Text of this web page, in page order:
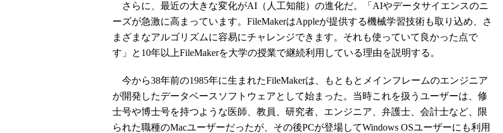
さらに、最近の大きな変化がAI（人工知能）の進化だ。「AIやデータサイエンスのニ
ーズが急激に高まっています。FileMakerはAppleが提供する機械学習技術も取り込め、さ
まざまなアルゴリズムに容易にチャレンジできます。それも使っていて良かった点で
す」と10年以上FileMakerを大学の授業で継続利用している理由を説明する。
今から38年前の1985年に生まれたFileMakerは、もともとメインフレームのエンジニア
が開発したデータベースソフトウェアとして始まった。当時これを扱うユーザーは、修
士号や博士号を持つような医師、教員、研究者、エンジニア、弁護士、会計士など、限
られた職種のMacユーザーだったが、その後PCが登場してWindows OSユーザーにも利用